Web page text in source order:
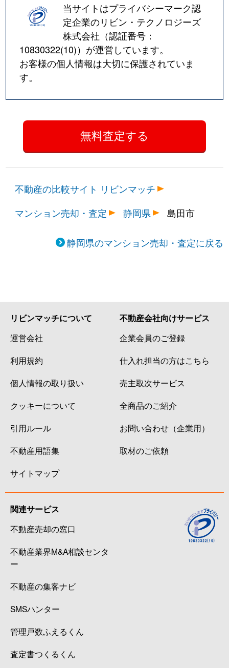
当サイトはプライバシーマーク認
定企業のリビン・テクノロジーズ
株式会社（認証番号：
10830322(10)）が運営しています。
お客様の個人情報は大切に保護されていま
す。
不動産の比較サイト リビンマッチ
マンション売却・査定
静岡県 島田市
静岡県のマンション売却・査定に戻る
リビンマッチについて
運営会社
利用規約
個人情報の取り扱い
クッキーについて
引用ルール
不動産用語集
サイトマップ
不動産会社向けサービス
企業会員のご登録
仕入れ担当の方はこちら
売主取次サービス
全商品のご紹介
お問い合わせ（企業用）
取材のご依頼
関連サービス
不動産売却の窓口
不動産業界M&A相談センタ
ー
不動産の集客ナビ
SMSハンター
管理戸数ふえるくん
査定書つくるくん